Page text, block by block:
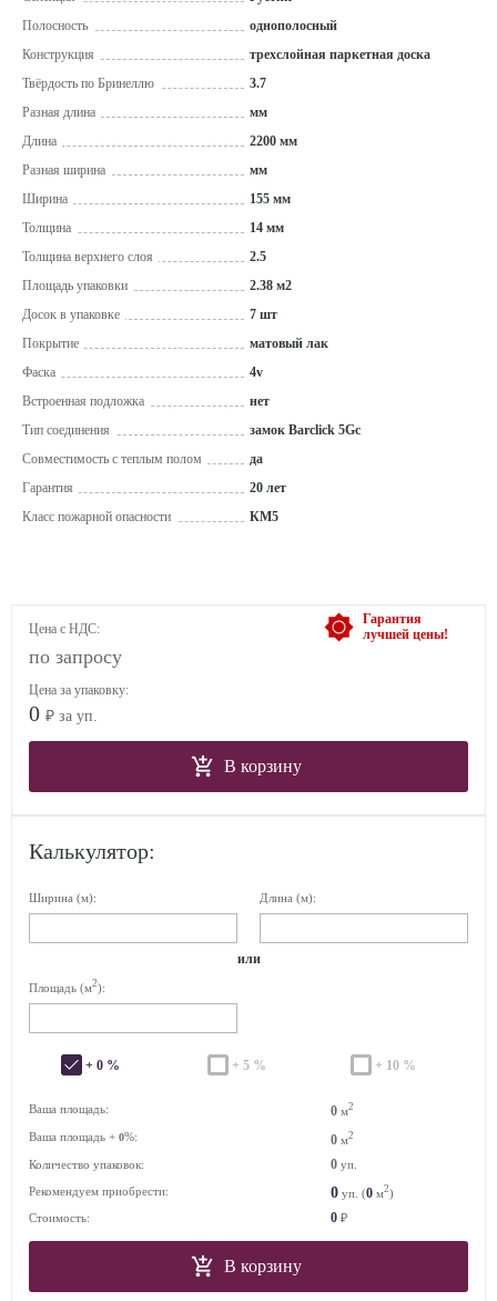
Полосность
однополосный
Конструкция
трехслойная паркетная доска
Твёрдость по Бринеллю
3.7
Разная длина
мм
Длина
2200 мм
Разная ширина
мм
Ширина
155 мм
Толщина
14 мм
Толщина верхнего слоя
2.5
Площадь упаковки
2.38 м2
Досок в упаковке
7 шт
Покрытие
матовый лак
Фаска
4v
Встроенная подложка
нет
Тип соединения
замок Barclick 5Gc
Совместимость с теплым полом
да
Гарантия
20 лет
Класс пожарной опасности
КМ5
Гарантия
лучшей цены!
Цена с НДС:
по запросу
Цена за упаковку:
0 ₽ за уп.
В корзину
Калькулятор:
Ширина (м): Длина (м):
или
Площадь (м2):
+ 0 % + 5 % + 10 %
Ваша площадь: 0 м2
Ваша площадь + 0%: 0 м2
Количество упаковок: 0 уп.
Рекомендуем приобрести:
0 уп. (0 м2)
Стоимость:
0 ₽
В корзину